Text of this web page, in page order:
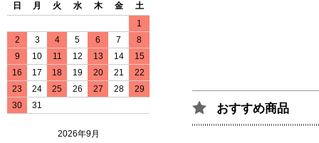
おすすめ商品
日
月 火 水 木 金
土
1
2
3 4 5 6 7
8
9
10 11 12 13 14
15
16
17 18 19 20 21
22
23
24 25 26 27 28
29
30
31
2026年9月